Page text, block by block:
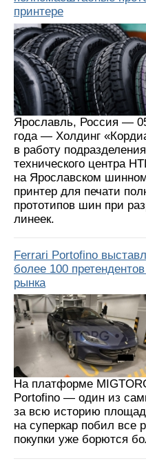
принтере
Ярославль, Россия —
года — Холдинг
в работу
технического центра
на Ярославском
принтер для печати
прототипов шин при
линеек.
Ferrari Portofino
более 100
рынка
На платформе
Portofino — один из
за всю историю
на суперкар побил все
покупки уже борются